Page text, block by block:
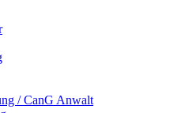
/ CanG Anwalt